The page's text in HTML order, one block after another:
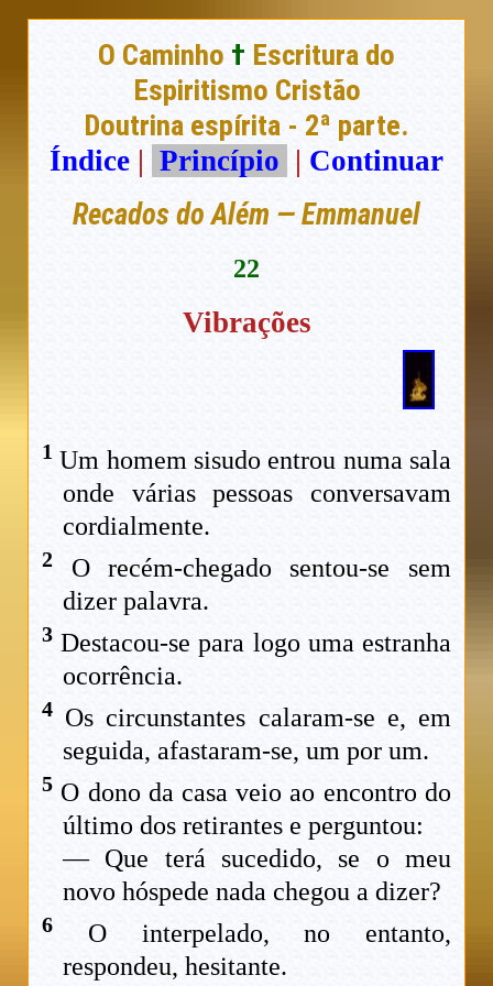
O Caminho † Escritura do
Espiritismo Cristão
Doutrina espírita - 2ª parte.
Índice | Princípio | Continuar
Recados do Além — Emmanuel
22
Vibrações
1 Um homem sisudo entrou numa sala
onde várias pessoas conversavam
cordialmente.
2 O recém-chegado sentou-se sem
dizer palavra.
3 Destacou-se para logo uma estranha
ocorrência.
4 Os circunstantes calaram-se e, em
seguida, afastaram-se, um por um.
5 O dono da casa veio ao encontro do
último dos retirantes e perguntou:
— Que terá sucedido, se o meu
novo hóspede nada chegou a dizer?
6 O interpelado, no entanto,
respondeu, hesitante.